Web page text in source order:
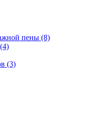
пены (8)
(4)
(3)